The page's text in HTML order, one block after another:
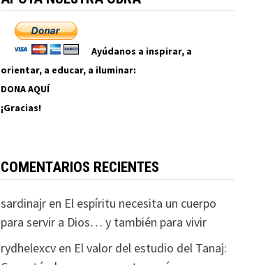
Ayúdanos a inspirar, a
orientar, a educar, a iluminar:
DONA AQUÍ
¡Gracias!
COMENTARIOS RECIENTES
sardinajren El espíritu necesita un cuerpo
para servir a Dios… y también para vivir
rydhelexcven El valor del estudio del Tanaj: